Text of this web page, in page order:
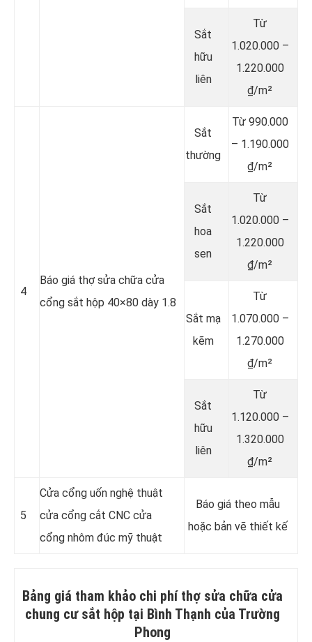
Sắt
hữu
liên
Từ
1.020.000 –
1.220.000
₫/m²
4
Báo giá thợ sửa chữa cửa
cổng sắt hộp 40×80 dày 1.8
Sắt
thường
Từ 990.000
– 1.190.000
₫/m²
Sắt
hoa
sen
Từ
1.020.000 –
1.220.000
₫/m²
Sắt mạ
kẽm
Từ
1.070.000 –
1.270.000
₫/m²
Sắt
hữu
liên
Từ
1.120.000 –
1.320.000
₫/m²
5
Cửa cổng uốn nghệ thuật
cửa cổng cắt CNC cửa
cổng nhôm đúc mỹ thuật
Báo giá theo mẫu
hoặc bản vẽ thiết kế
Bảng giá tham khảo chi phí thợ sửa chữa cửa
chung cư sắt hộp tại Bình Thạnh của Trường
Phong